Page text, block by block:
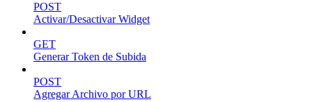
POST
Activar/Desactivar Widget
GET
Generar Token de Subida
POST
Agregar Archivo por URL